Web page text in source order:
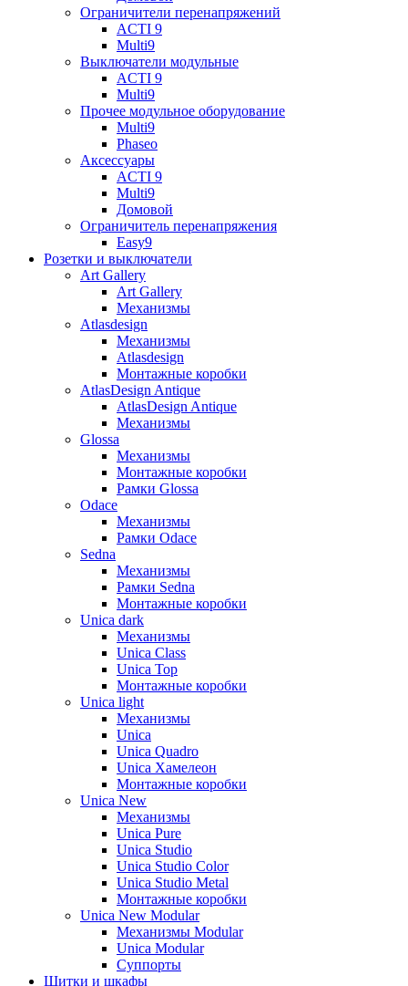
Ограничители перенапряжений
ACTI 9
Multi9
Выключатели модульные
ACTI 9
Multi9
Прочее модульное оборудование
Multi9
Phaseo
Аксессуары
ACTI 9
Multi9
Домовой
Ограничитель перенапряжения
Easy9
Розетки и выключатели
Art Gallery
Art Gallery
Механизмы
Atlasdesign
Механизмы
Atlasdesign
Монтажные коробки
AtlasDesign Antique
AtlasDesign Antique
Механизмы
Glossa
Механизмы
Монтажные коробки
Рамки Glossa
Odace
Механизмы
Рамки Odace
Sedna
Механизмы
Рамки Sedna
Монтажные коробки
Unica dark
Механизмы
Unica Class
Unica Top
Монтажные коробки
Unica light
Механизмы
Unica
Unica Quadro
Unica Хамелеон
Монтажные коробки
Unica New
Механизмы
Unica Pure
Unica Studio
Unica Studio Color
Unica Studio Metal
Монтажные коробки
Unica New Modular
Механизмы Modular
Unica Modular
Суппорты
Щитки и шкафы